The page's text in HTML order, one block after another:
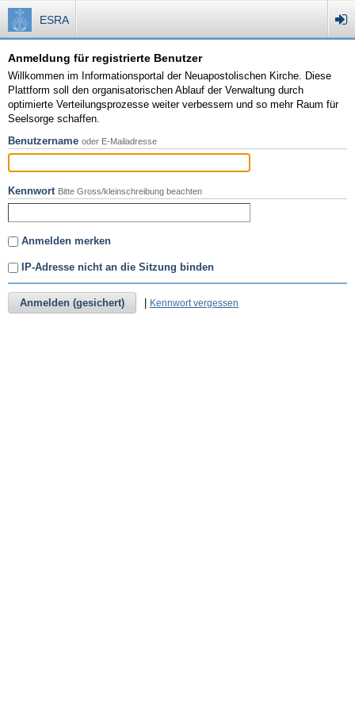
ESRA
Anmeldung für registrierte Benutzer
Willkommen im Informationsportal der Neuapostolischen Kirche. Diese
Plattform soll den organisatorischen Ablauf der Verwaltung durch
optimierte Verteilungsprozesse weiter verbessern und so mehr Raum für
Seelsorge schaffen.
Benutzername oder E-Mailadresse
Kennwort Bitte Gross/kleinschreibung beachten
Anmelden merken
IP-Adresse nicht an die Sitzung binden
Anmelden (gesichert) Kennwort vergessen